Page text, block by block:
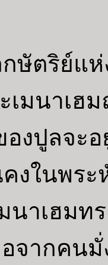
กษัตริย์แ
นาเฮม
งปูลจะ
งในพระ
าเฮมท
จากคน